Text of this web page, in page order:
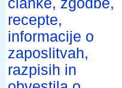
članke, zgodbe,
recepte,
informacije o
zaposlitvah,
razpisih in